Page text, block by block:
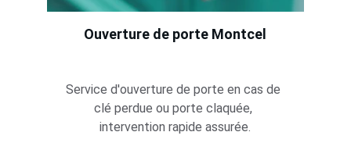
Ouverture de porte Montcel
Service d'ouverture de porte en cas de
clé perdue ou porte claquée,
intervention rapide assurée.